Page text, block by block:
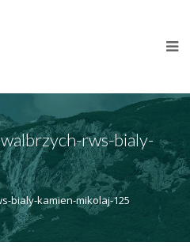
rws-bialy-
bialy-kamien-mikolaj-125